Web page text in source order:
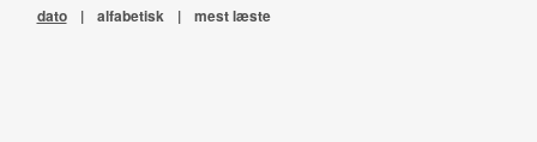
dato | alfabetisk | mest læste